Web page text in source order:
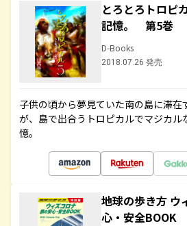
とろとろトロピ
記憶。 第5巻
D-Books
2018.07.26 発売
子供の頃から夢見ていた南の島に滞在
が、島で出合うトロピカルでマジカル
憶。
地球の歩き方 ウ
心・安全BOOK